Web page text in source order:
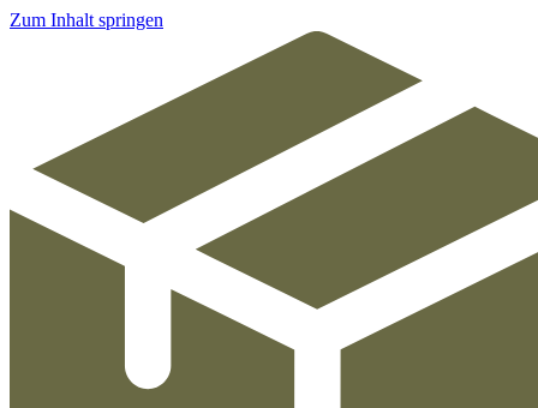
Zum Inhalt springen